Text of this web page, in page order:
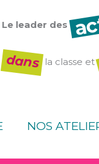
Le leader des
dans la classe et
NOS